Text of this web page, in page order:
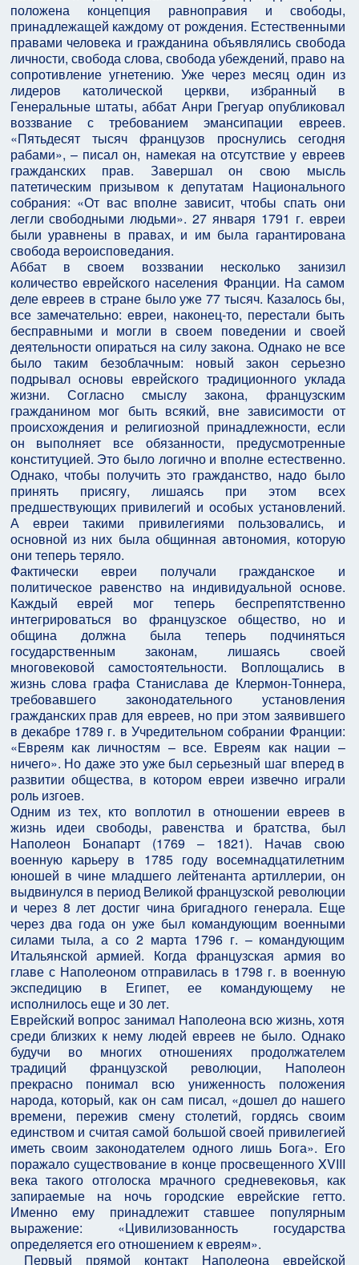
положена концепция равноправия и свободы,
принадлежащей каждому от рождения. Естественными
правами человека и гражданина объявлялись свобода
личности, свобода слова, свобода убеждений, право на
сопротивление угнетению. Уже через месяц один из
лидеров католической церкви, избранный в
Генеральные штаты, аббат Анри Грегуар опубликовал
воззвание с требованием эмансипации евреев.
«Пятьдесят тысяч французов проснулись сегодня
рабами», – писал он, намекая на отсутствие у евреев
гражданских прав. Завершал он свою мысль
патетическим призывом к депутатам Национального
собрания: «От вас вполне зависит, чтобы спать они
легли свободными людьми». 27 января 1791 г. евреи
были уравнены в правах, и им была гарантирована
свобода вероисповедания.
Аббат в своем воззвании несколько занизил
количество еврейского населения Франции. На самом
деле евреев в стране было уже 77 тысяч. Казалось бы,
все замечательно: евреи, наконец-то, перестали быть
бесправными и могли в своем поведении и своей
деятельности опираться на силу закона. Однако не все
было таким безоблачным: новый закон серьезно
подрывал основы еврейского традиционного уклада
жизни. Согласно смыслу закона, французским
гражданином мог быть всякий, вне зависимости от
происхождения и религиозной принадлежности, если
он выполняет все обязанности, предусмотренные
конституцией. Это было логично и вполне естественно.
Однако, чтобы получить это гражданство, надо было
принять присягу, лишаясь при этом всех
предшествующих привилегий и особых установлений.
А евреи такими привилегиями пользовались, и
основной из них была общинная автономия, которую
они теперь теряло.
Фактически евреи получали гражданское и
политическое равенство на индивидуальной основе.
Каждый еврей мог теперь беспрепятственно
интегрироваться во французское общество, но и
община должна была теперь подчиняться
государственным законам, лишаясь своей
многовековой самостоятельности. Воплощались в
жизнь слова графа Станислава де Клермон-Тоннера,
требовавшего законодательного установления
гражданских прав для евреев, но при этом заявившего
в декабре 1789 г. в Учредительном собрании Франции:
«Евреям как личностям – все. Евреям как нации –
ничего». Но даже это уже был серьезный шаг вперед в
развитии общества, в котором евреи извечно играли
роль изгоев.
Одним из тех, кто воплотил в отношении евреев в
жизнь идеи свободы, равенства и братства, был
Наполеон Бонапарт (1769 – 1821). Начав свою
военную карьеру в 1785 году восемнадцатилетним
юношей в чине младшего лейтенанта артиллерии, он
выдвинулся в период Великой французской революции
и через 8 лет достиг чина бригадного генерала. Еще
через два года он уже был командующим военными
силами тыла, а со 2 марта 1796 г. – командующим
Итальянской армией. Когда французская армия во
главе с Наполеоном отправилась в 1798 г. в военную
экспедицию в Египет, ее командующему не
исполнилось еще и 30 лет.
Еврейский вопрос занимал Наполеона всю жизнь, хотя
среди близких к нему людей евреев не было. Однако
будучи во многих отношениях продолжателем
традиций французской революции, Наполеон
прекрасно понимал всю униженность положения
народа, который, как он сам писал, «дошел до нашего
времени, пережив смену столетий, гордясь своим
единством и считая самой большой своей привилегией
иметь своим законодателем одного лишь Бога». Его
поражало существование в конце просвещенного XVIII
века такого отголоска мрачного средневековья, как
запираемые на ночь городские еврейские гетто.
Именно ему принадлежит ставшее популярным
выражение: «Цивилизованность государства
определяется его отношением к евреям».
Первый прямой контакт Наполеона еврейской